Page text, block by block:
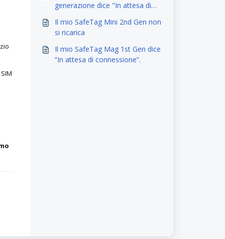
generazione dice "In attesa di
Il mio SafeTag Mini 2nd Gen non
si ricarica
Il mio SafeTag Mag 1st Gen dice
“In attesa di connessione”.